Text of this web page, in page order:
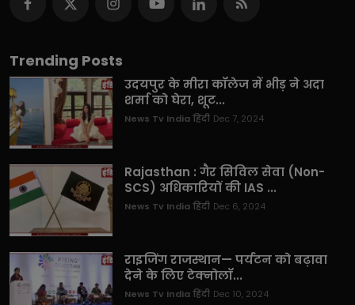
Trending Posts
उदयपुर के मीरा कॉलेज में भीड़ ने अदा
शर्मा को घेरा, शूट...
News Tv India हिंदी Dec 7, 2024
Rajasthan : गैर सिविल सेवा (Non-
SCS) अधिकारियों की IAS ...
News Tv India हिंदी Dec 6, 2024
राइजिंग राजस्थान— पर्यटन को बढ़ावा
देने के लिए टेक्नोलॉ...
News Tv India हिंदी Dec 10, 2024